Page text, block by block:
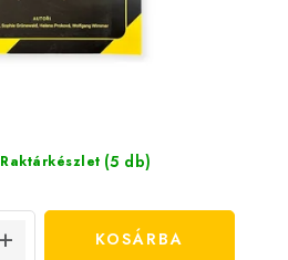
Raktárkészlet (5 db)
KOSÁRBA